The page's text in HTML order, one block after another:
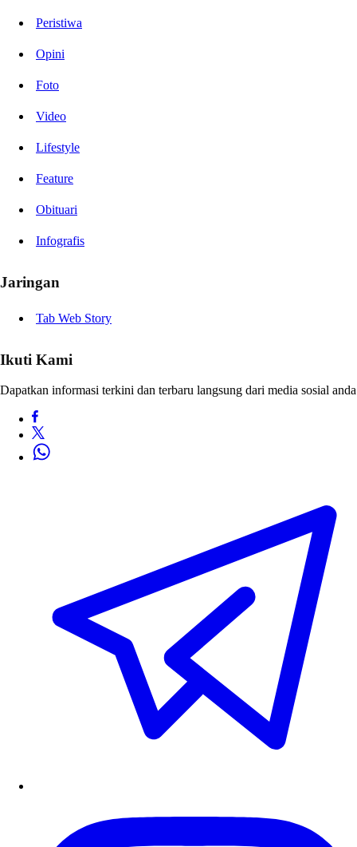
Peristiwa
Opini
Foto
Video
Lifestyle
Feature
Obituari
Infografis
Jaringan
Tab Web Story
Ikuti Kami
Dapatkan informasi terkini dan terbaru langsung dari media sosial anda